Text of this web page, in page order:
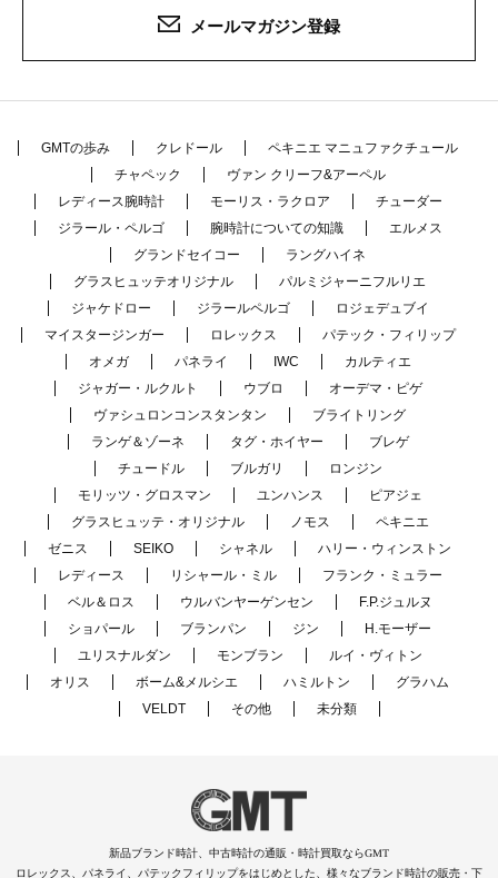
メールマガジン登録
GMTの歩み クレドール
ペキニエ マニュファクチュール
チャペック
ヴァン クリーフ&アーペル
レディース腕時計
モーリス・ラクロア
チューダー
ジラール・ペルゴ
腕時計についての知識
エルメス
グランドセイコー
ラングハイネ
グラスヒュッテオリジナル
パルミジャーニフルリエ
ジャケドロー
ジラールペルゴ
ロジェデュブイ
マイスタージンガー
ロレックス
パテック・フィリップ
オメガ
パネライ IWC
カルティエ
ジャガー・ルクルト
ウブロ
オーデマ・ピゲ
ヴァシュロンコンスタンタン
ブライトリング
ランゲ＆ゾーネ
タグ・ホイヤー
ブレゲ
チュードル
ブルガリ
ロンジン
モリッツ・グロスマン
ユンハンス
ピアジェ
グラスヒュッテ・オリジナル
ノモス
ペキニエ
ゼニス
SEIKO シャネル
ハリー・ウィンストン
レディース
リシャール・ミル
フランク・ミュラー
ベル＆ロス
ウルバンヤーゲンセン
F.P.ジュルヌ
ショパール
ブランパン ジン
H.モーザー
ユリスナルダン
モンブラン
ルイ・ヴィトン
オリス
ボーム&メルシエ ハミルトン
グラハム
VELDT
その他 未分類
新品ブランド時計、中古時計の通販・時計買取ならGMT
ロレックス、パネライ、パテックフィリップをはじめとした、様々なブランド時計の販売・下